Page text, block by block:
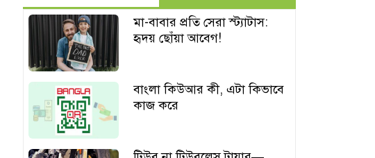
মা-বাবার প্রতি সেরা স্ট্যাটাস:
হৃদয় ছোঁয়া আবেগ!
বাংলা কিউআর কী, এটা কিভাবে
কাজ করে